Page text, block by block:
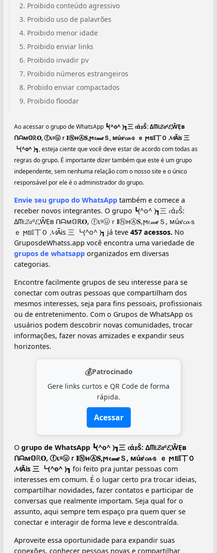
Proibido conteúdo agressivo
Proibido uso de palavrões
Proibido menor idade
Proibido enviar links
Proibido invadir pv
Proibido números estrangeiros
Probido enviar compactados
Proibido floodar
Ao acessar o grupo de WhatsApp ┗(^o^ )┓三 𝔠ά𝔭Ŝ: Δᗰ𝔦𝓩𝔞ᵈ𝓔,ŴẸв
ᑎᗩм𝕆ℝ𝐎, ⓕιᵍⓤｒ𝐈ⓃнⒶ𝐒,ϻ𝔢𝓂𝒆Ｓ, мú𝐬ᶤ𝓬𝓪ｓ ｅ ϻย𝕀丅Ｏ 𝓜ÃᎥѕ 三
┗(^o^ )┓, esteja ciente que você deve estar de acordo com todas as
regras do grupo. É importante dizer também que este é um grupo
independente, sem nenhuma relação com o nosso site e o único
responsável por ele é o administrador do grupo.
Envie seu grupo do WhatsApp também e comece a
receber novos integrantes. O grupo ┗(^o^ )┓三 𝔠ά𝔭Ŝ:
Δᗰ𝔦𝓩𝔞ᵈ𝓔,ŴẸв ᑎᗩм𝕆ℝ𝐎, ⓕιᵍⓤｒ𝐈ⓃнⒶ𝐒,ϻ𝔢𝓂𝒆Ｓ, мú𝐬ᶤ𝓬𝓪ｓ
ｅ ϻย𝕀丅Ｏ 𝓜ÃᎥѕ 三 ┗(^o^ )┓ já teve 457 acessos. No
GruposdeWhatss.app você encontra uma variedade de
grupos de whatsapp organizados em diversas
categorias.
Encontre facilmente grupos de seu interesse para se
conectar com outras pessoas que compartilham dos
mesmos interesses, seja para fins pessoais, profissionais
ou de entretenimento. Com o Grupos de WhatsApp os
usuários podem descobrir novas comunidades, trocar
informações, fazer novas amizades e expandir seus
horizontes.
💰Patrocinado
Gere links curtos e QR Code de forma
rápida.
Acessar
O grupo de WhatsApp ┗(^o^ )┓三 𝔠ά𝔭Ŝ: Δᗰ𝔦𝓩𝔞ᵈ𝓔,ŴẸв
ᑎᗩм𝕆ℝ𝐎, ⓕιᵍⓤｒ𝐈ⓃнⒶ𝐒,ϻ𝔢𝓂𝒆Ｓ, мú𝐬ᶤ𝓬𝓪ｓ ｅ ϻย𝕀丅Ｏ
𝓜ÃᎥѕ 三 ┗(^o^ )┓ foi feito pra juntar pessoas com
interesses em comum. É o lugar certo pra trocar ideias,
compartilhar novidades, fazer contatos e participar de
conversas que realmente importam. Seja qual for o
assunto, aqui sempre tem espaço pra quem quer se
conectar e interagir de forma leve e descontraída.
Aproveite essa oportunidade para expandir suas
conexões, conhecer pessoas novas e compartilhar